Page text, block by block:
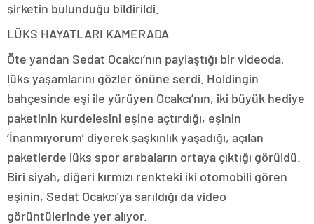
şirketin bulunduğu bildirildi.
LÜKS HAYATLARI KAMERADA
Öte yandan Sedat Ocakcı’nın paylaştığı bir videoda,
lüks yaşamlarını gözler önüne serdi. Holdingin
bahçesinde eşi ile yürüyen Ocakcı’nın, iki büyük hediye
paketinin kurdelesini eşine açtırdığı, eşinin
‘İnanmıyorum’ diyerek şaşkınlık yaşadığı, açılan
paketlerde lüks spor arabaların ortaya çıktığı görüldü.
Biri siyah, diğeri kırmızı renkteki iki otomobili gören
eşinin, Sedat Ocakcı’ya sarıldığı da video
görüntülerinde yer alıyor.